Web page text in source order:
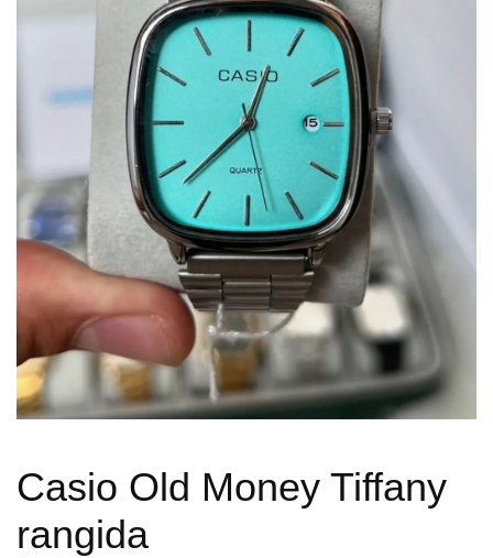
Casio Old Money Tiffany
rangida